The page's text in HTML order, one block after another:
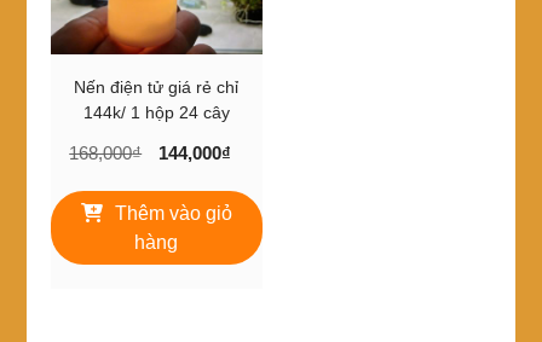
Nến điện tử giá rẻ chỉ
144k/ 1 hộp 24 cây
168,000₫
Giá
là:
168,000₫.
144,000₫
tại
144,000₫.
Thêm vào giỏ
hàng